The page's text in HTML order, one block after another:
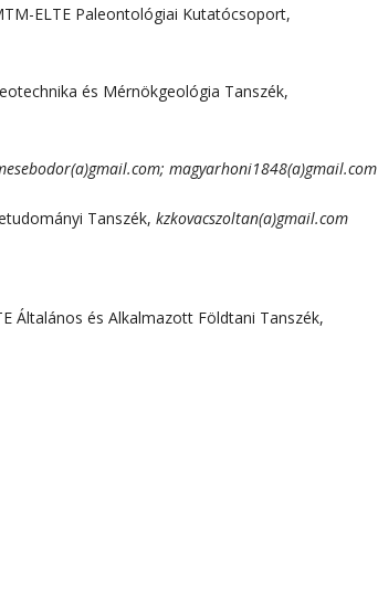
ELTE Paleontológiai Kutatócsoport,
és Mérnökgeológia Tanszék,
magyarhoni1848(a)gmail.com
Tanszék, kzkovacszoltan(a)gmail.com
Általános és Alkalmazott Földtani Tanszék,